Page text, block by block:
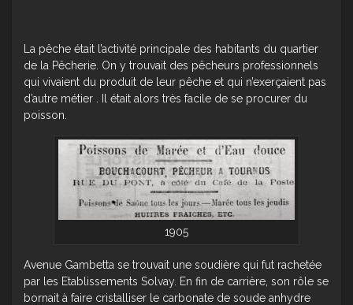
La pêche était l’activité principale des habitants du quartier
de la Pêcherie. On y trouvait des pêcheurs professionnels
qui vivaient du produit de leur pêche et qui n’exerçaient pas
d’autre métier . Il était alors très facile de se procurer du
poisson.
1905
Avenue Gambetta se trouvait une soudière qui fut rachetée
par les Etablissements Solvay. En fin de carrière, son rôle se
bornait à faire cristalliser le carbonate de soude anhydre